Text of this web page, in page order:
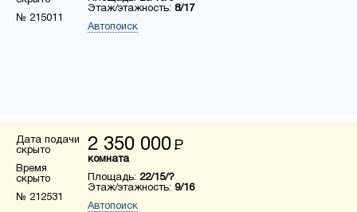
№ 215011
Этаж/этажность: 8/17
Автопоиск
Дата подачи
скрыто
Время
скрыто
№ 212531
2 350 000 Р
комната
Площадь: 22/15/?
Этаж/этажность: 9/16
Автопоиск